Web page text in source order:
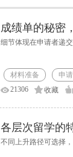
成绩单的秘密
细节体现在申请者递
材料准备
申
21306
收藏
各层次留学的
不同上升路径可选择